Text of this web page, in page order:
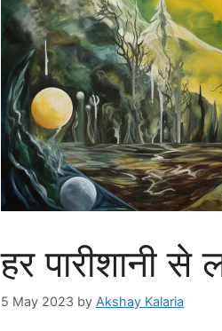
हर पारीशानी
5 May 2023 by Akshay Kalaria